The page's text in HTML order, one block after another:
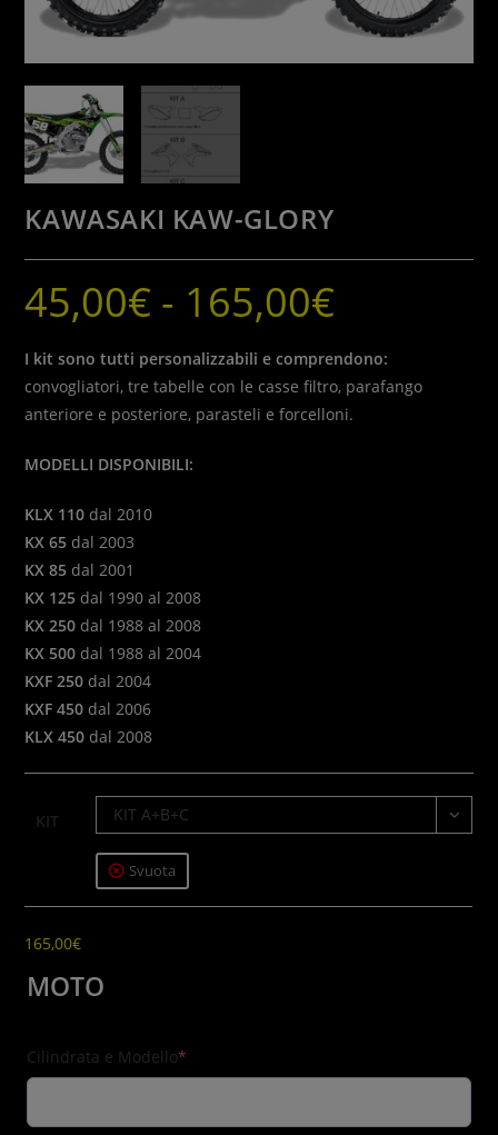
KAWASAKI KAW-GLORY
45,00€ - 165,00€
45,00€
a
165,00€
I kit sono tutti personalizzabili e comprendono:
convogliatori, tre tabelle con le casse filtro, parafango
anteriore e posteriore, parasteli e forcelloni.
MODELLI DISPONIBILI:
KLX 110 dal 2010
KX 65 dal 2003
KX 85 dal 2001
KX 125 dal 1990 al 2008
KX 250 dal 1988 al 2008
KX 500 dal 1988 al 2004
KXF 250 dal 2004
KXF 450 dal 2006
KLX 450 dal 2008
KIT KIT A+B+C
Svuota
165,00€
MOTO
Cilindrata e Modello*